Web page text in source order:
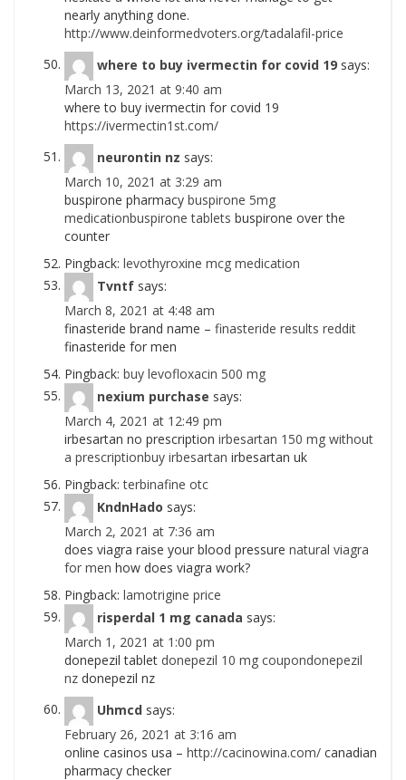
nearly anything done.
http://www.deinformedvoters.org/tadalafil-price
where to buy ivermectin for covid 19 says:
March 13, 2021 at 9:40 am
where to buy ivermectin for covid 19
https://ivermectin1st.com/
neurontin nz says:
March 10, 2021 at 3:29 am
buspirone pharmacy buspirone 5mg
medicationbuspirone tablets buspirone over the
counter
Pingback: levothyroxine mcg medication
Tvntf says:
March 8, 2021 at 4:48 am
finasteride brand name – finasteride results reddit
finasteride for men
Pingback: buy levofloxacin 500 mg
nexium purchase says:
March 4, 2021 at 12:49 pm
irbesartan no prescription irbesartan 150 mg without
a prescriptionbuy irbesartan irbesartan uk
Pingback:terbinafine otc
KndnHado says:
March 2, 2021 at 7:36 am
does viagra raise your blood pressure natural viagra
for men how does viagra work?
Pingback: lamotrigine price
risperdal 1 mg canada says:
March 1, 2021 at 1:00 pm
donepezil tablet donepezil 10 mg coupondonepezil
nz donepezil nz
Uhmcd says:
February 26, 2021 at 3:16 am
online casinos usa – http://cacinowina.com/ canadian
pharmacy checker